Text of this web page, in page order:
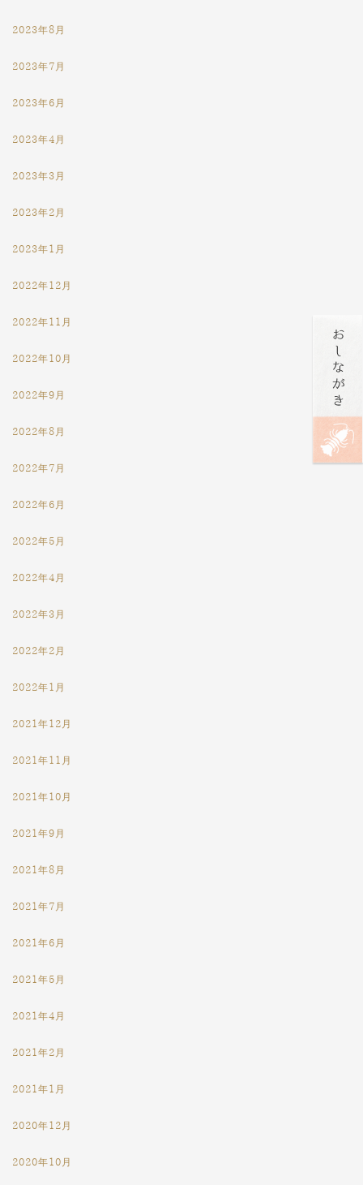
2023年8月
2023年7月
2023年6月
2023年4月
2023年3月
2023年2月
2023年1月
2022年12月
2022年11月
2022年10月
2022年9月
2022年8月
2022年7月
2022年6月
2022年5月
2022年4月
2022年3月
2022年2月
2022年1月
2021年12月
2021年11月
2021年10月
2021年9月
2021年8月
2021年7月
2021年6月
2021年5月
2021年4月
2021年2月
2021年1月
2020年12月
2020年10月